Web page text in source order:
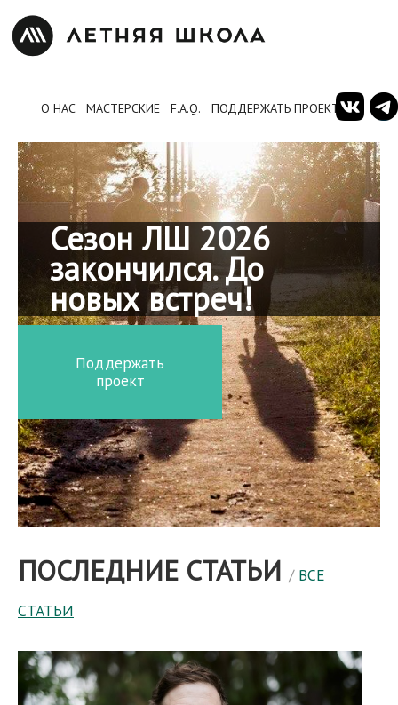
О НАС МАСТЕРСКИЕ F.A.Q. ПОДДЕРЖАТЬ ПРОЕКТ
Сезон ЛШ 2026
закончился. До
новых встреч!
Поддержать
проект
ПОСЛЕДНИЕ СТАТЬИ / ВСЕ
СТАТЬИ